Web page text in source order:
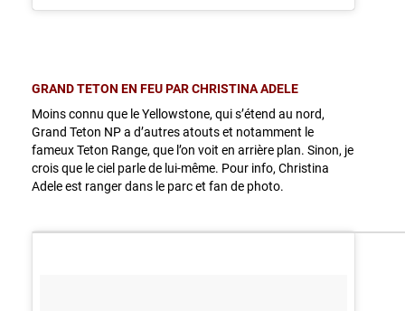
GRAND TETON EN FEU PAR CHRISTINA ADELE
Moins connu que le Yellowstone, qui s’étend au nord,
Grand Teton NP a d’autres atouts et notamment le
fameux Teton Range, que l’on voit en arrière plan. Sinon, je
crois que le ciel parle de lui-même. Pour info, Christina
Adele est ranger dans le parc et fan de photo.